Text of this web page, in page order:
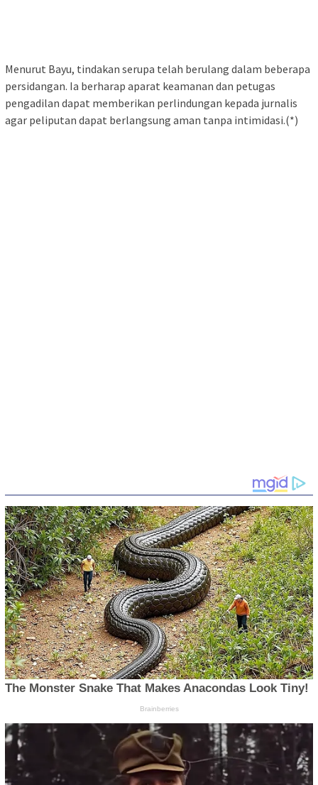
Menurut Bayu, tindakan serupa telah berulang dalam beberapa
persidangan. Ia berharap aparat keamanan dan petugas
pengadilan dapat memberikan perlindungan kepada jurnalis
agar peliputan dapat berlangsung aman tanpa intimidasi.(*)